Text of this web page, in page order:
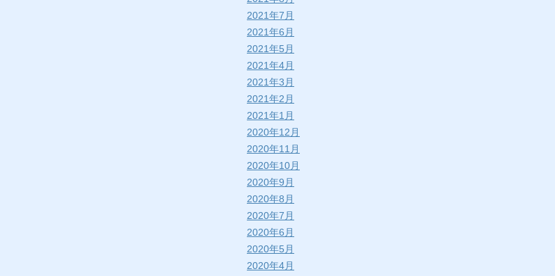
2021年7月
2021年6月
2021年5月
2021年4月
2021年3月
2021年2月
2021年1月
2020年12月
2020年11月
2020年10月
2020年9月
2020年8月
2020年7月
2020年6月
2020年5月
2020年4月